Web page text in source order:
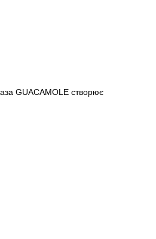
GUACAMOLE створює